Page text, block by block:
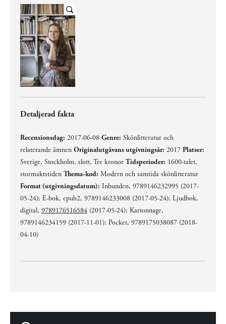
Detaljerad fakta
Recensionsdag: 2017-06-08 Genre: Skönlitteratur och
relaterande ämnen Originalutgåvans utgivningsår: 2017 Platser:
Sverige, Stockholm, slott, Tre kronor Tidsperioder: 1600-talet,
stormaktstiden Thema-kod: Modern och samtida skönlitteratur
Format (utgivningsdatum): Inbunden, 9789146232995 (2017-
05-24); E-bok, epub2, 9789146233008 (2017-05-24); Ljudbok,
digital, 9789176516584 (2017-05-24); Kartonnage,
9789146234159 (2017-11-01); Pocket, 9789175038087 (2018-
04-10)